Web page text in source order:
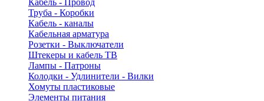
Кабель - Провод
Труба - Коробки
Кабель - каналы
Кабельная арматура
Розетки - Выключатели
Штекеры и кабель ТВ
Лампы - Патроны
Колодки - Удлинители - Вилки
Хомуты пластиковые
Элементы питания